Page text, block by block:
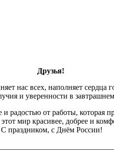
Друзья!
нас всех, наполняет
и уверенности в
радостью от работы,
мир красивее, добрее и
С праздником, с Днём России!